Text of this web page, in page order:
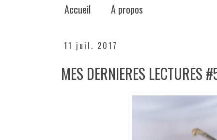
Accueil A propos
11 juil. 2017
MES DERNIERES LECTURES